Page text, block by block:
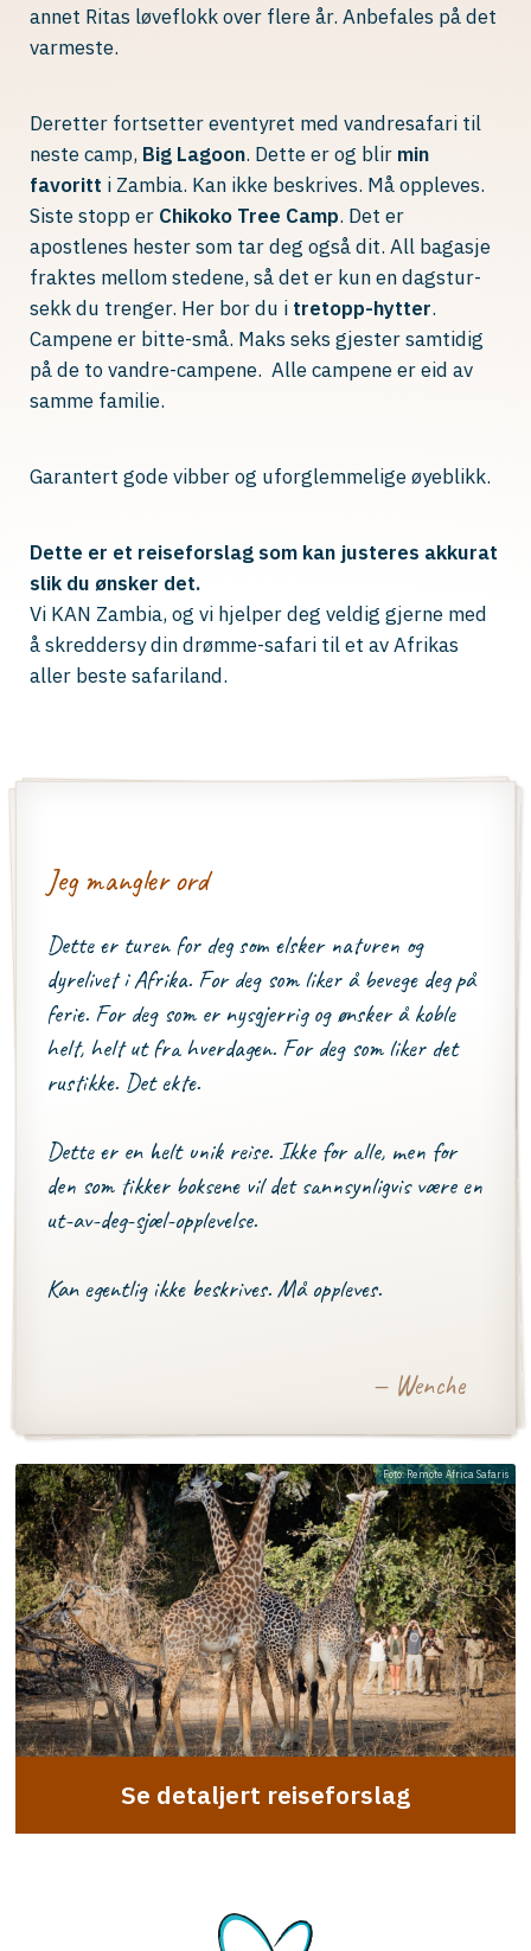
annet Ritas løveflokk over flere år. Anbefales på det
varmeste.
Deretter fortsetter eventyret med vandresafari til
neste camp, Big Lagoon. Dette er og blir min
favoritt i Zambia. Kan ikke beskrives. Må oppleves.
Siste stopp er Chikoko Tree Camp. Det er
apostlenes hester som tar deg også dit. All bagasje
fraktes mellom stedene, så det er kun en dagstur-
sekk du trenger. Her bor du i tretopp-hytter.
Campene er bitte-små. Maks seks gjester samtidig
på de to vandre-campene. Alle campene er eid av
samme familie.
Garantert gode vibber og uforglemmelige øyeblikk.
Dette er et reiseforslag som kan justeres akkurat
slik du ønsker det.
Vi KAN Zambia, og vi hjelper deg veldig gjerne med
å skreddersy din drømme-safari til et av Afrikas
aller beste safariland.
Jeg mangler ord
Dette er turen for deg som elsker naturen og
dyrelivet i Afrika. For deg som liker å bevege deg på
ferie. For deg som er nysgjerrig og ønsker å koble
helt, helt ut fra hverdagen. For deg som liker det
rustikke. Det ekte.
Dette er en helt unik reise. Ikke for alle, men for
den som tikker boksene vil det sannsynligvis være en
ut-av-deg-sjæl-opplevelse.
Kan egentlig ikke beskrives. Må oppleves.
— Wenche
Foto: Remote Africa Safaris
Se detaljert reiseforslag